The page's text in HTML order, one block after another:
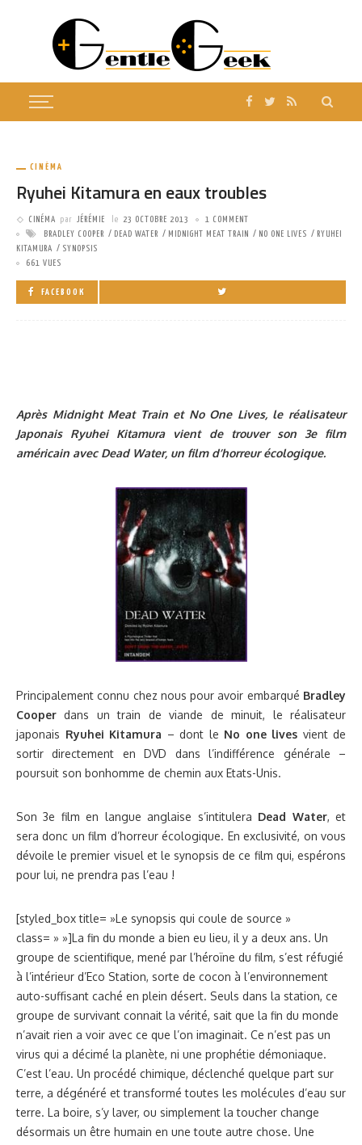
CINÉMA
Ryuhei Kitamura en eaux troubles
CINÉMA par JÉRÉMIE le 23 OCTOBRE 2013
1 COMMENT
BRADLEY COOPER
DEAD WATER MIDNIGHT MEAT TRAIN NO ONE LIVES
RYUHEI
KITAMURA
SYNOPSIS
661 VUES
FACEBOOK
Après Midnight Meat Train et No One Lives, le réalisateur
Japonais Ryuhei Kitamura vient de trouver son 3e film
américain avec Dead Water, un film d’horreur écologique.
Principalement connu chez nous pour avoir embarqué Bradley
Cooper dans un train de viande de minuit, le réalisateur
japonais Ryuhei Kitamura – dont le No one lives vient de
sortir directement en DVD dans l’indifférence générale –
poursuit son bonhomme de chemin aux Etats-Unis.
Son 3e film en langue anglaise s’intitulera Dead Water, et
sera donc un film d’horreur écologique. En exclusivité, on vous
dévoile le premier visuel et le synopsis de ce film qui, espérons
pour lui, ne prendra pas l’eau !
[styled_box title= »Le synopsis qui coule de source »
class= » »]La fin du monde a bien eu lieu, il y a deux ans. Un
groupe de scientifique, mené par l’héroïne du film, s’est réfugié
à l’intérieur d’Eco Station, sorte de cocon à l’environnement
auto-suffisant caché en plein désert. Seuls dans la station, ce
groupe de survivant connait la vérité, sait que la fin du monde
n’avait rien a voir avec ce que l’on imaginait. Ce n’est pas un
virus qui a décimé la planète, ni une prophétie démoniaque.
C’est l’eau. Un procédé chimique, déclenché quelque part sur
terre, a dégénéré et transformé toutes les molécules d’eau sur
terre. La boire, s’y laver, ou simplement la toucher change
désormais un être humain en une toute autre chose. Une